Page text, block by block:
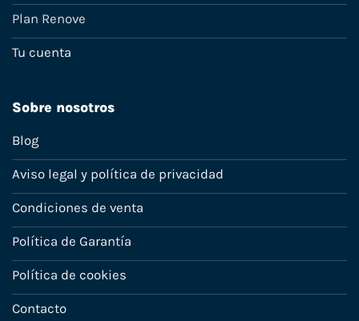
Plan Renove
Tu cuenta
Sobre nosotros
Blog
Aviso legal y política de privacidad
Condiciones de venta
Política de Garantía
Política de cookies
Contacto